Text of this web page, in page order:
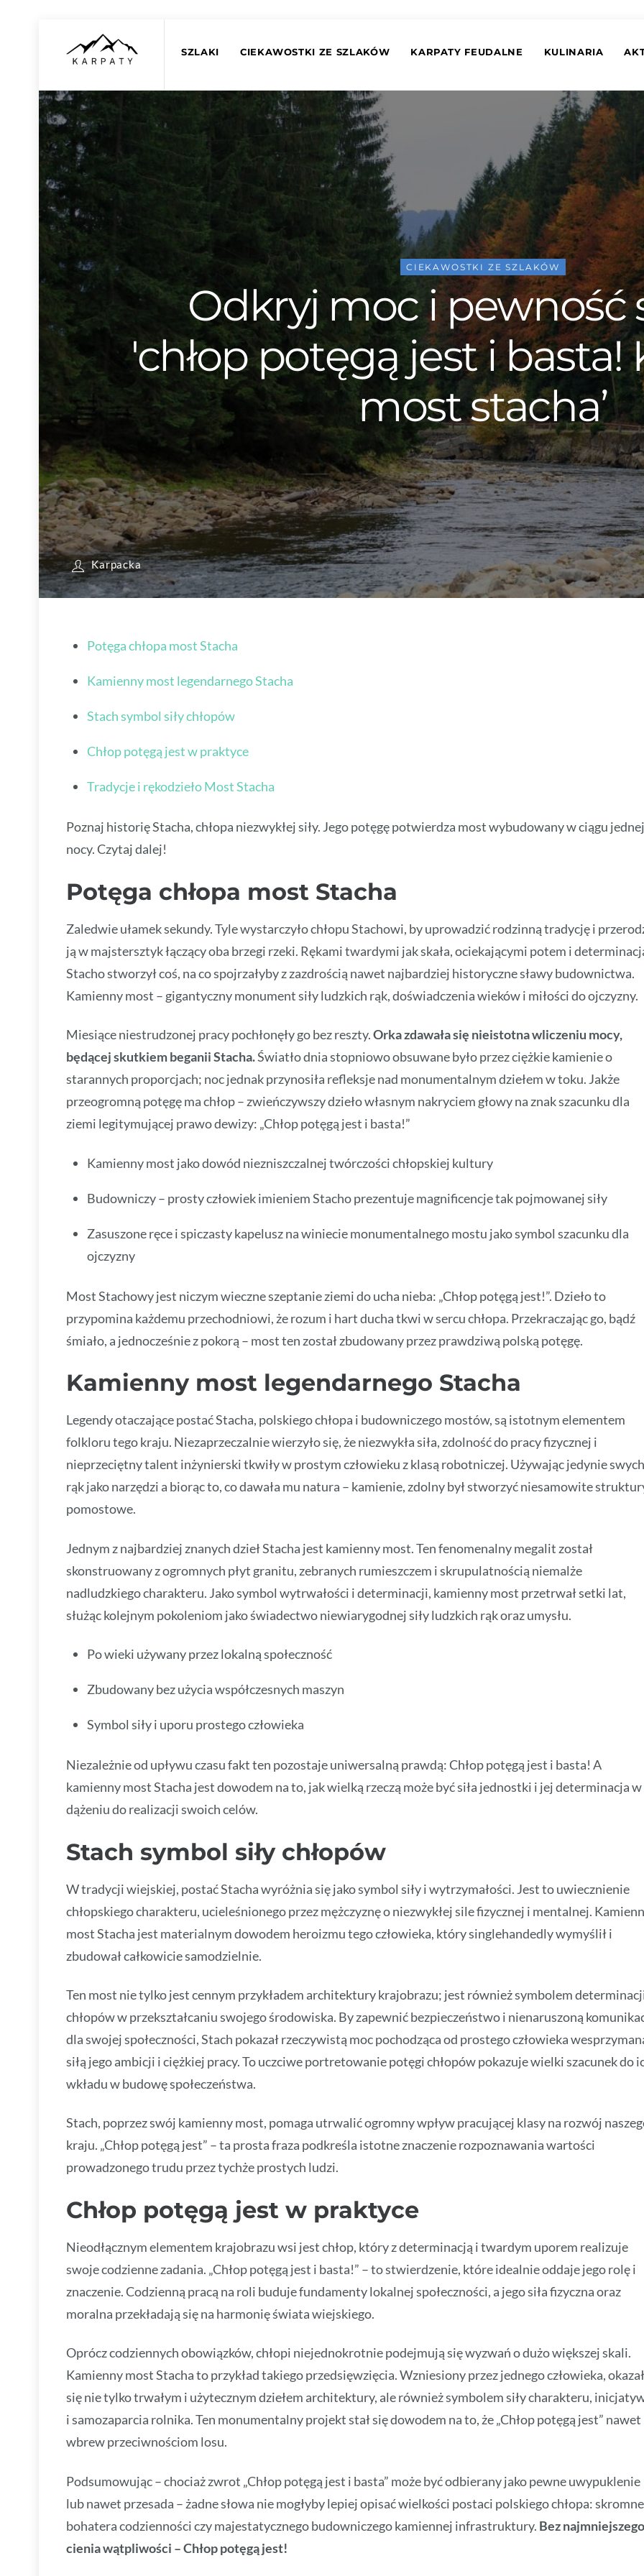
SZLAKI CIEKAWOSTKI ZE SZLAKÓW KARPATY FEUDALNE KULINARIA
Odkryj moc i pewność
'chłop potęgą jest i
most stacha’
Karpacka
CIEKAWOSTKI ZE SZLAKÓW
Potęga chłopa most Stacha
Kamienny most legendarnego Stacha
Stach symbol siły chłopów
Chłop potęgą jest w praktyce
Tradycje i rękodzieło Most Stacha
Poznaj historię Stacha, chłopa niezwykłej siły. Jego potęgę potwierdza most wybudowany w ciągu jednej
nocy. Czytaj dalej!
Potęga chłopa most Stacha
Zaledwie ułamek sekundy. Tyle wystarczyło chłopu Stachowi, by uprowadzić rodzinną tradycję i
ją w majstersztyk łączący oba brzegi rzeki. Rękami twardymi jak skała, ociekającymi potem i
Stacho stworzył coś, na co spojrzałyby z zazdrością nawet najbardziej historyczne sławy budownictwa.
Kamienny most – gigantyczny monument siły ludzkich rąk, doświadczenia wieków i miłości do ojczyzny.
Miesiące niestrudzonej pracy pochłonęły go bez reszty.Orka zdawała się nieistotna wliczeniu mocy,
będącej skutkiem beganii Stacha.Światło dnia stopniowo obsuwane było przez ciężkie kamienie o
starannych proporcjach; noc jednak przynosiła refleksje nad monumentalnym dziełem w toku. Jakże
przeogromną potęgę ma chłop – zwieńczywszy dzieło własnym nakryciem głowy na znak szacunku dla
ziemi legitymującej prawo dewizy: „Chłop potęgą jest i basta!”
Kamienny most jako dowód niezniszczalnej twórczości chłopskiej kultury
Budowniczy – prosty człowiek imieniem Stacho prezentuje magnificencje tak pojmowanej siły
Zasuszone ręce i spiczasty kapelusz na winiecie monumentalnego mostu jako symbol szacunku dla
ojczyzny
Most Stachowy jest niczym wieczne szeptanie ziemi do ucha nieba: „Chłop potęgą jest!”. Dzieło to
przypomina każdemu przechodniowi, że rozum i hart ducha tkwi w sercu chłopa. Przekraczając go, bądź
śmiało, a jednocześnie z pokorą – most ten został zbudowany przez prawdziwą polską potęgę.
Kamienny most legendarnego Stacha
Legendy otaczające postać Stacha, polskiego chłopa i budowniczego mostów, są istotnym elementem
folkloru tego kraju. Niezaprzeczalnie wierzyło się, że niezwykła siła, zdolność do pracy fizycznej i
nieprzeciętny talent inżynierski tkwiły w prostym człowieku z klasą robotniczej. Używając jedynie swych
rąk jako narzędzi a biorąc to, co dawała mu natura – kamienie, zdolny był stworzyć niesamowite
pomostowe.
Jednym z najbardziej znanych dzieł Stacha jest kamienny most. Ten fenomenalny megalit został
skonstruowany z ogromnych płyt granitu, zebranych rumieszczem i skrupulatnością niemalże
nadludzkiego charakteru. Jako symbol wytrwałości i determinacji, kamienny most przetrwał setki lat,
służąc kolejnym pokoleniom jako świadectwo niewiarygodnej siły ludzkich rąk oraz umysłu.
Po wieki używany przez lokalną społeczność
Zbudowany bez użycia współczesnych maszyn
Symbol siły i uporu prostego człowieka
Niezależnie od upływu czasu fakt ten pozostaje uniwersalną prawdą: Chłop potęgą jest i basta! A
kamienny most Stacha jest dowodem na to, jak wielką rzeczą może być siła jednostki i jej determinacja w
dążeniu do realizacji swoich celów.
Stach symbol siły chłopów
W tradycji wiejskiej, postać Stacha wyróżnia się jako symbol siły i wytrzymałości. Jest to uwiecznienie
chłopskiego charakteru, ucieleśnionego przez mężczyznę o niezwykłej sile fizycznej i mentalnej.
most Stacha jest materialnym dowodem heroizmu tego człowieka, który singlehandedly wymyślił i
zbudował całkowicie samodzielnie.
Ten most nie tylko jest cennym przykładem architektury krajobrazu; jest również symbolem
chłopów w przekształcaniu swojego środowiska. By zapewnić bezpieczeństwo i nienaruszoną
dla swojej społeczności, Stach pokazał rzeczywistą moc pochodząca od prostego człowieka
siłą jego ambicji i ciężkiej pracy. To uczciwe portretowanie potęgi chłopów pokazuje wielki szacunek do
wkładu w budowę społeczeństwa.
Stach, poprzez swój kamienny most, pomaga utrwalić ogromny wpływ pracującej klasy na rozwój
kraju. „Chłop potęgą jest” – ta prosta fraza podkreśla istotne znaczenie rozpoznawania wartości
prowadzonego trudu przez tychże prostych ludzi.
Chłop potęgą jest w praktyce
Nieodłącznym elementem krajobrazu wsi jest chłop, który z determinacją i twardym uporem realizuje
swoje codzienne zadania. „Chłop potęgą jest i basta!” – to stwierdzenie, które idealnie oddaje jego rolę i
znaczenie. Codzienną pracą na roli buduje fundamenty lokalnej społeczności, a jego siła fizyczna oraz
moralna przekładają się na harmonię świata wiejskiego.
Oprócz codziennych obowiązków, chłopi niejednokrotnie podejmują się wyzwań o dużo większej skali.
Kamienny most Stacha to przykład takiego przedsięwzięcia. Wzniesiony przez jednego człowieka, okazał
się nie tylko trwałym i użytecznym dziełem architektury, ale również symbolem siły charakteru,
i samozaparcia rolnika. Ten monumentalny projekt stał się dowodem na to, że „Chłop potęgą jest” nawet
wbrew przeciwnościom losu.
Podsumowując – chociaż zwrot „Chłop potęgą jest i basta” może być odbierany jako pewne uwypuklenie
lub nawet przesada – żadne słowa nie mogłyby lepiej opisać wielkości postaci polskiego chłopa:
bohatera codzienności czy majestatycznego budowniczego kamiennej infrastruktury. Bez najmniejszego
cienia wątpliwości – Chłop potęgą jest!